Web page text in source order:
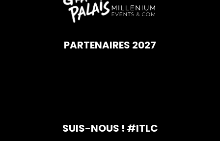
PARTENAIRES 2027
SUIS-NOUS ! #ITLC